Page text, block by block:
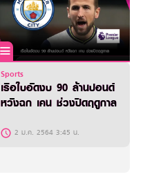
Sports
เรือใบอัดงบ 90 ล้านปอนด์
หวังฉก เคน ช่วงปิดฤดูกาล
2 ม.ค. 2564 3:45 น.